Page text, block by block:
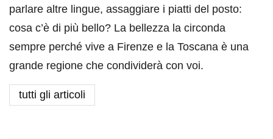
parlare altre lingue, assaggiare i piatti del posto:
cosa c’è di più bello? La bellezza la circonda
sempre perché vive a Firenze e la Toscana è una
grande regione che condividerà con voi.
tutti gli articoli